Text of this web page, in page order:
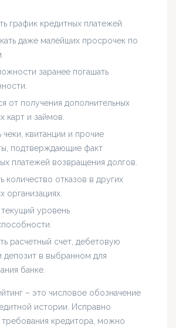
график кредитных платежей.
даже малейших просрочек по
заранее погашать
от получения дополнительных
карт и займов.
чеки, квитанции и прочие
подтверждающие факт
платежей возвращения долгов.
количество отказов в других
организациях.
текущий уровень
расчетный счет, дебетовую
депозит в выбранном для
банке.
– это числовое обозначение
истории. Исправно
требования кредитора, можно